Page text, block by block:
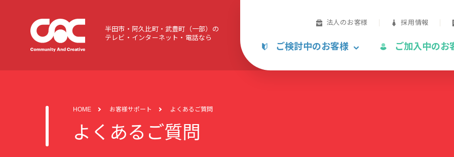
半田市・阿久比町・武豊町（一部）の
テレビ・インターネット・電話なら
法人のお客様 採用情報
ご検討中のお客様 ご加入中のお
HOME お客様サポート よくあるご質問
よくあるご質問